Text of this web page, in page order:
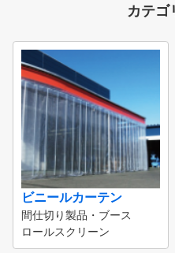
カテゴ
ビニールカーテン
間仕切り製品・ブース
ロールスクリーン